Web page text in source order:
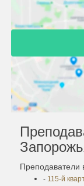
Преподаватели
- 115-й